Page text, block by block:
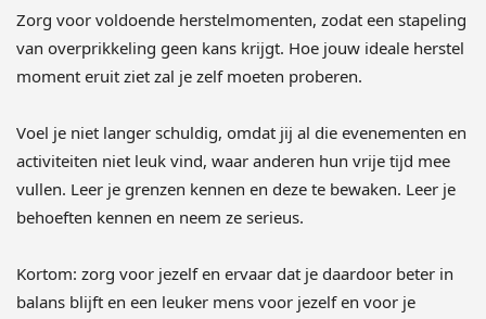
Zorg voor voldoende herstelmomenten, zodat een stapeling
van overprikkeling geen kans krijgt. Hoe jouw ideale herstel
moment eruit ziet zal je zelf moeten proberen.
Voel je niet langer schuldig, omdat jij al die evenementen en
activiteiten niet leuk vind, waar anderen hun vrije tijd mee
vullen. Leer je grenzen kennen en deze te bewaken. Leer je
behoeften kennen en neem ze serieus.
Kortom: zorg voor jezelf en ervaar dat je daardoor beter in
balans blijft en een leuker mens voor jezelf en voor je